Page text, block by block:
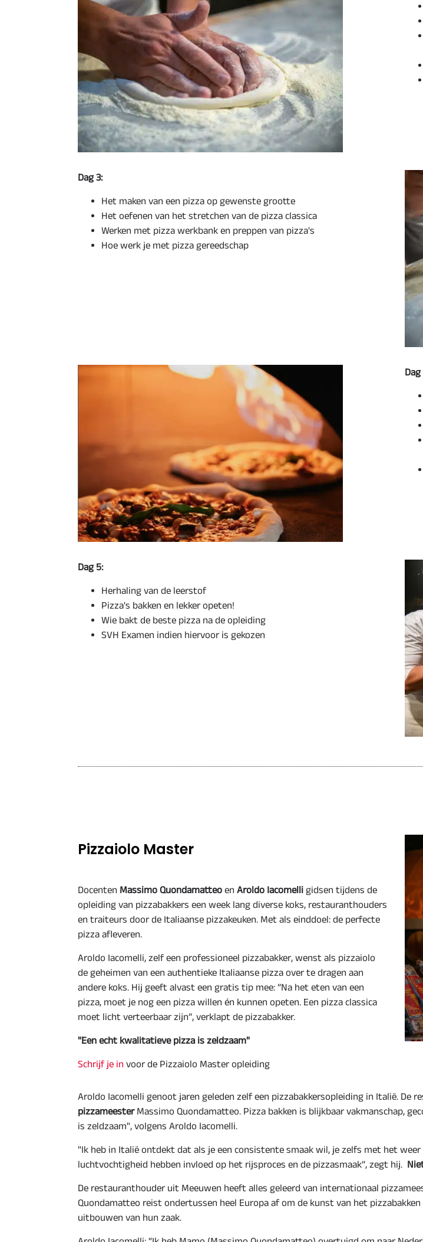
Dag 3:
Het maken van een pizza op gewenste grootte
Het oefenen van het stretchen van de pizza classica
Werken met pizza werkbank en preppen van pizza's
Hoe werk je met pizza gereedschap
Dag
Dag 5:
Herhaling van de leerstof
Pizza's bakken en lekker opeten!
Wie bakt de beste pizza na de opleiding
SVH Examen indien hiervoor is gekozen
Pizzaiolo Master
Docenten Massimo Quondamatteo en Aroldo Iacomelli gidsen tijdens de
opleiding van pizzabakkers een week lang diverse koks, restauranthouders
en traiteurs door de Italiaanse pizzakeuken. Met als einddoel: de perfecte
pizza afleveren.
Aroldo Iacomelli, zelf een professioneel pizzabakker, wenst als pizzaiolo
de geheimen van een authentieke Italiaanse pizza over te dragen aan
andere koks. Hij geeft alvast een gratis tip mee: ”Na het eten van een
pizza, moet je nog een pizza willen én kunnen opeten. Een pizza classica
moet licht verteerbaar zijn”, verklapt de pizzabakker.
"Een echt kwalitatieve pizza is zeldzaam"
Schrijf je in voor de Pizzaiolo Master opleiding
Aroldo Iacomelli genoot jaren geleden zelf een pizzabakkersopleiding in Italië. De
pizzameesterMassimo Quondamatteo. Pizza bakken is blijkbaar vakmanschap,
is zeldzaam", volgens Aroldo Iacomelli.
"Ik heb in Italië ontdekt dat als je een consistente smaak wil, je zelfs met het
luchtvochtigheid hebben invloed op het rijsproces en de pizzasmaak”, zegt hij.
De restauranthouder uit Meeuwen heeft alles geleerd van internationaal
Quondamatteo reist ondertussen heel Europa af om de kunst van het
uitbouwen van hun zaak.